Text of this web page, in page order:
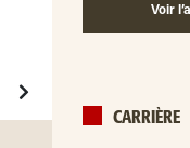
Voir
CARRIÈRE